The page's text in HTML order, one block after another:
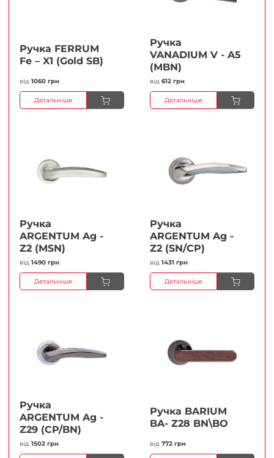
Ручка FERRUМ
Fe – X1 (Gold SB)
від 1060 грн
Детальніше
Ручка
VANADIUM V - A5
(MBN)
від 612 грн
Детальніше
Ручка
ARGENTUM Ag -
Z2 (MSN)
від 1490 грн
Детальніше
Ручка
ARGENTUM Ag -
Z2 (SN/CP)
від 1431 грн
Детальніше
Ручка
ARGENTUM Ag -
Z29 (CP/BN)
від 1502 грн
Ручка BARIUM
BA- Z28 BN\BO
від 772 грн